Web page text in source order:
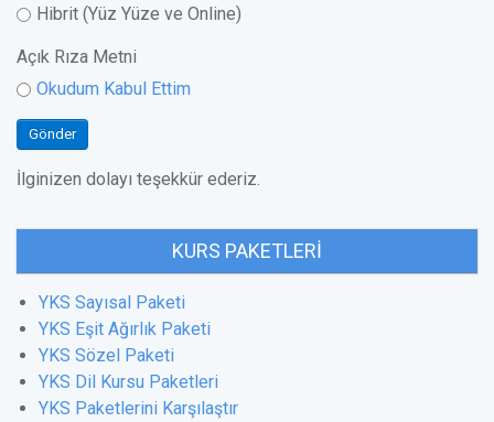
Hibrit (Yüz Yüze ve Online)
Açık Rıza Metni
Okudum Kabul Ettim
Gönder
İlginizen dolayı teşekkür ederiz.
KURS PAKETLERI
YKS Sayısal Paketi
YKS Eşit Ağırlık Paketi
YKS Sözel Paketi
YKS Dil Kursu Paketleri
YKS Paketlerini Karşılaştır